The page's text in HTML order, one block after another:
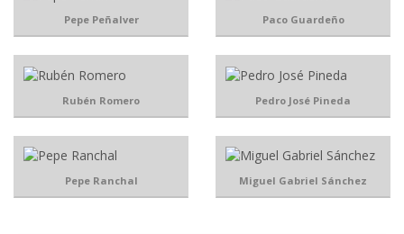
Pepe Peñalver Paco Guardeño
Rubén Romero Pedro José Pineda
Pepe Ranchal Miguel Gabriel Sánchez